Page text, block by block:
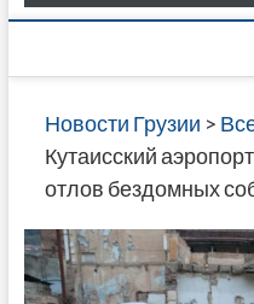
Новости Грузии >
Кутаисский
отлов бездомных